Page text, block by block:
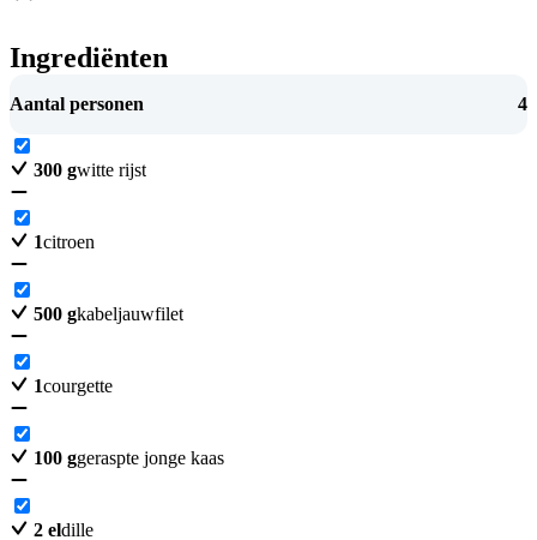
Ingrediënten
Aantal personen 4
300 gwitte rijst
1citroen
500 gkabeljauwfilet
1courgette
100 ggeraspte jonge kaas
2 eldille